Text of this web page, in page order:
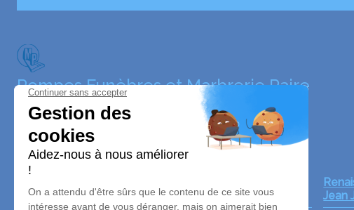
Pompes Funèbres et Marbrerie Paire
Nos agences
Jacques PAIRE
Jean